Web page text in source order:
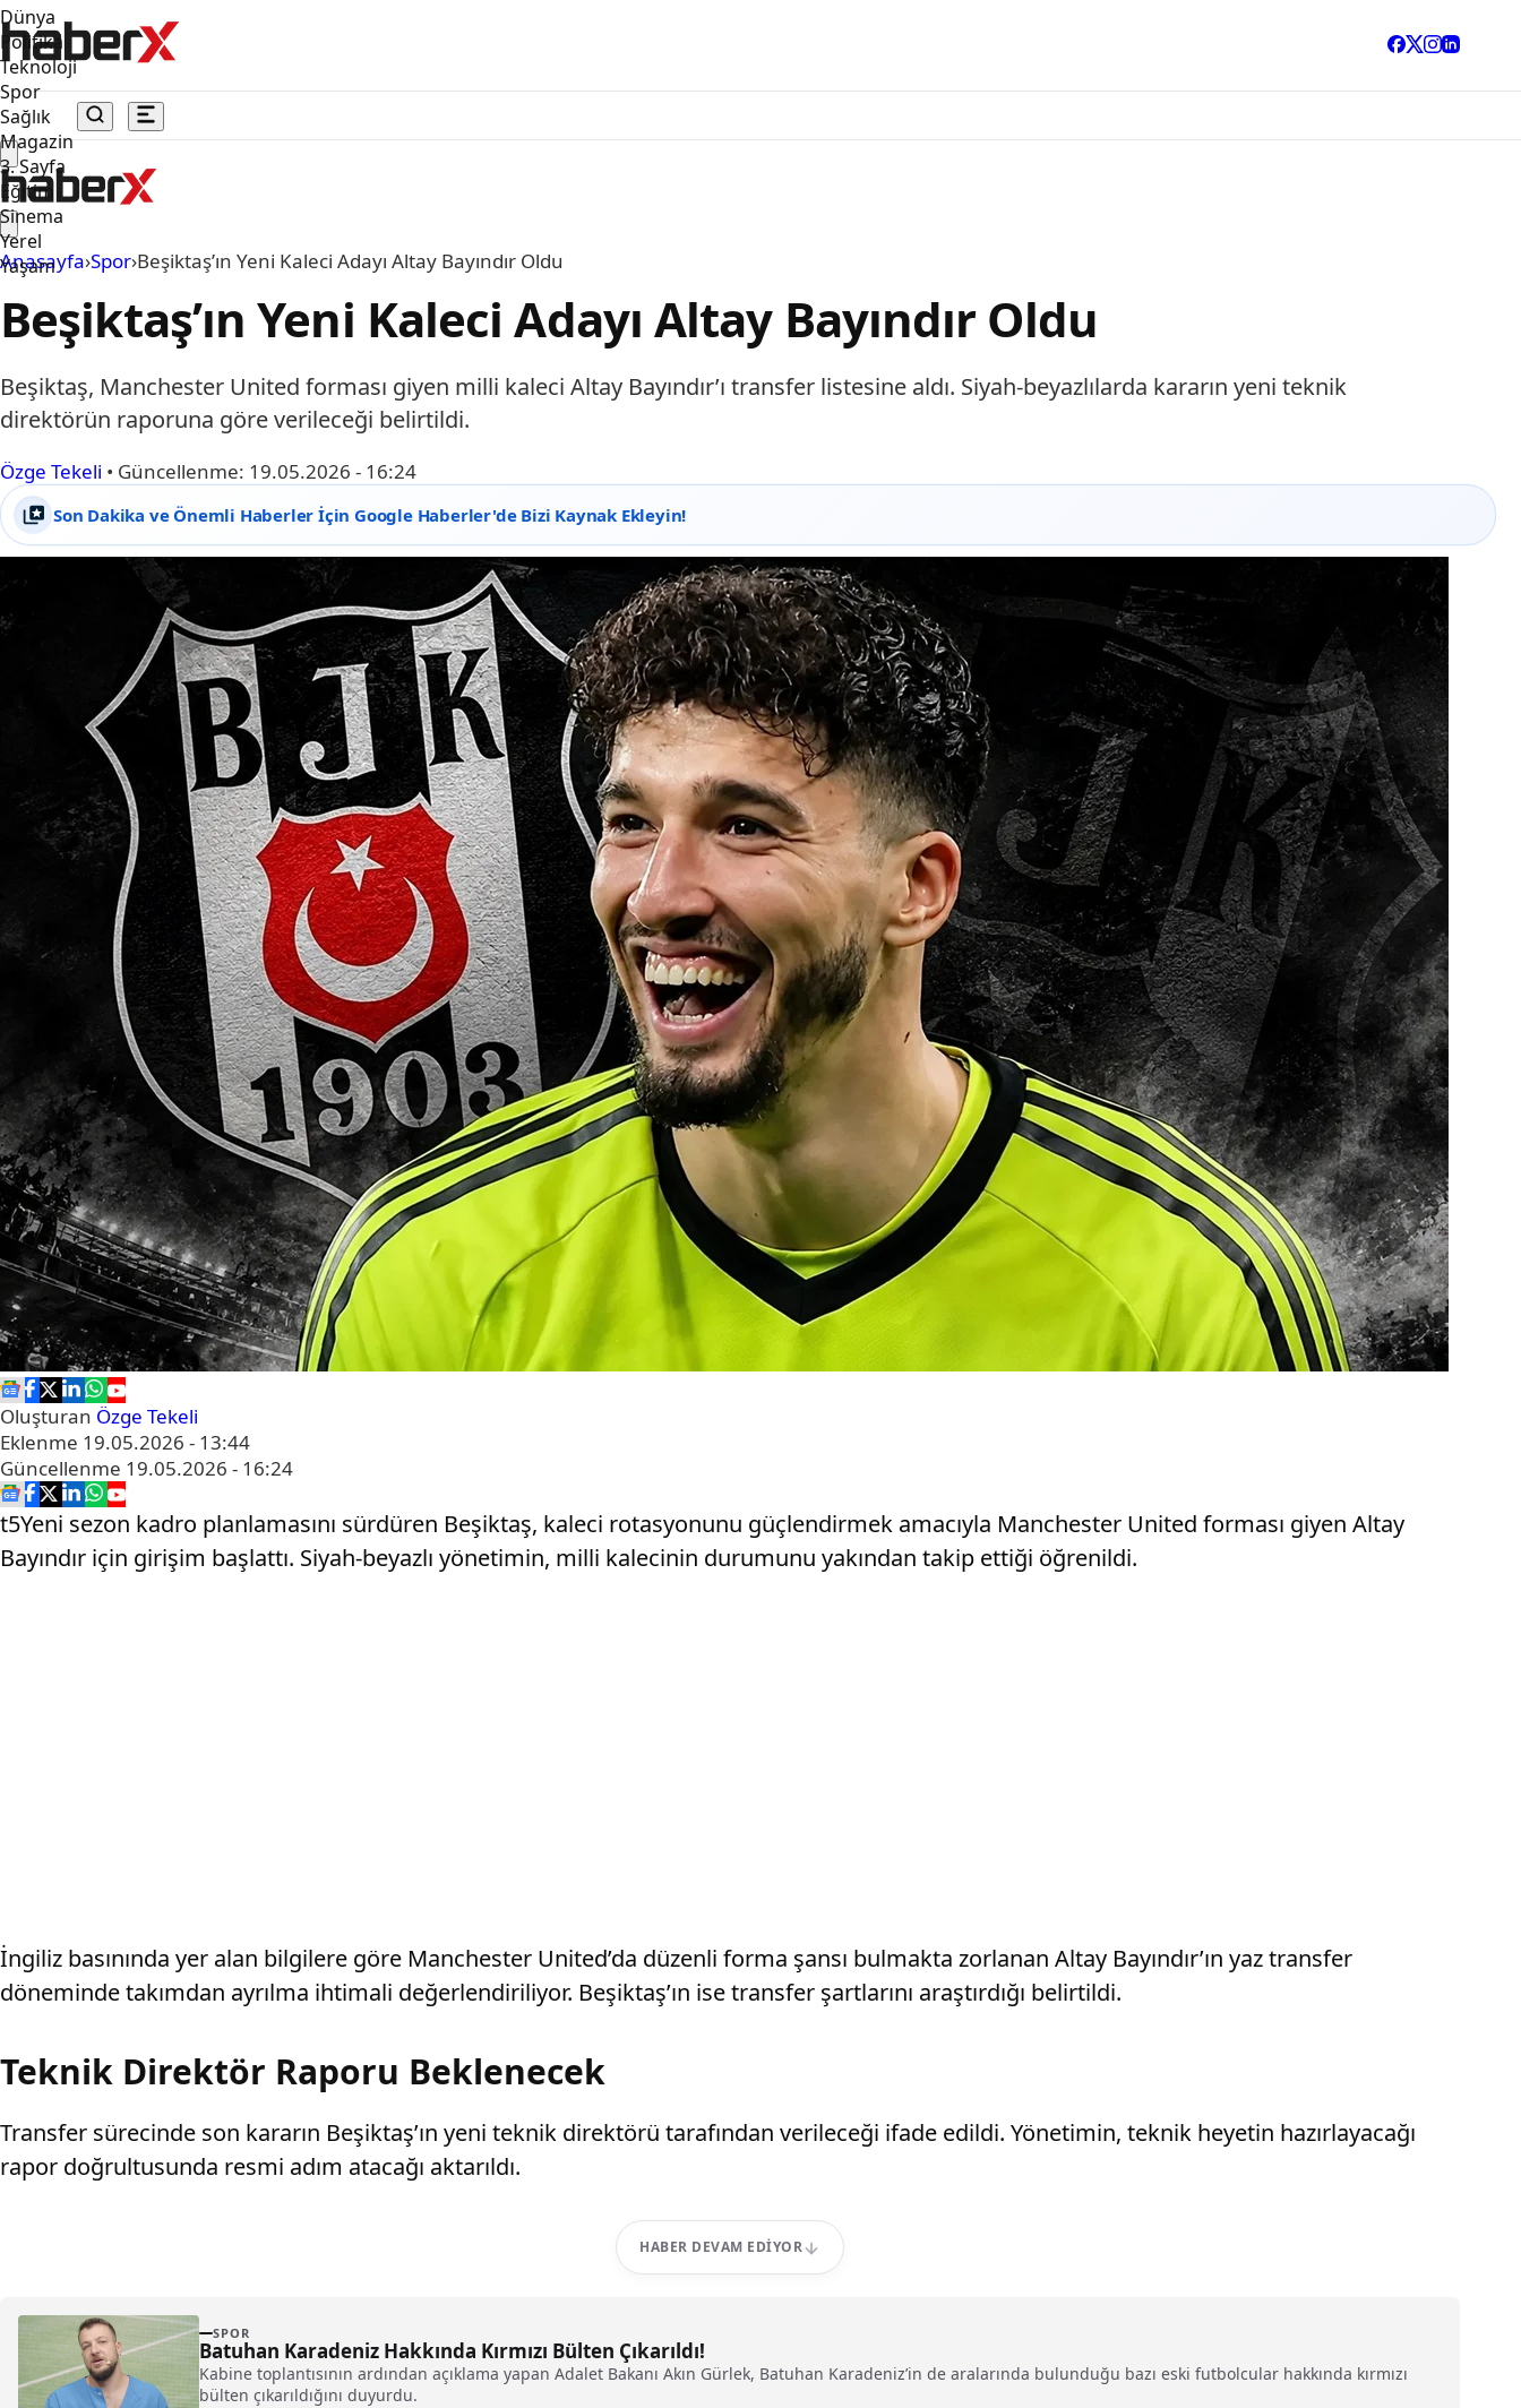
Dünya
Politika
Teknoloji
Spor
Sağlık
Magazin
3. Sayfa
Eğitim
Sinema
Yerel
Yaşam
Anasayfa›Spor›Beşiktaş’ın Yeni Kaleci Adayı Altay Bayındır Oldu
Beşiktaş’ın Yeni Kaleci Adayı Altay Bayındır Oldu
Beşiktaş, Manchester United forması giyen milli kaleci Altay Bayındır’ı transfer listesine aldı. Siyah-beyazlılarda kararın yeni teknik
direktörün raporuna göre verileceği belirtildi.
Özge Tekeli • Güncellenme: 19.05.2026 - 16:24
Son Dakika ve Önemli Haberler İçin Google Haberler'de Bizi Kaynak Ekleyin!
Oluşturan Özge Tekeli
Eklenme 19.05.2026 - 13:44
Güncellenme 19.05.2026 - 16:24
t5Yeni sezon kadro planlamasını sürdüren Beşiktaş, kaleci rotasyonunu güçlendirmek amacıyla Manchester United forması giyen Altay
Bayındır için girişim başlattı. Siyah-beyazlı yönetimin, milli kalecinin durumunu yakından takip ettiği öğrenildi.
İngiliz basınında yer alan bilgilere göre Manchester United’da düzenli forma şansı bulmakta zorlanan Altay Bayındır’ın yaz transfer
döneminde takımdan ayrılma ihtimali değerlendiriliyor. Beşiktaş’ın ise transfer şartlarını araştırdığı belirtildi.
Teknik Direktör Raporu Beklenecek
Transfer sürecinde son kararın Beşiktaş’ın yeni teknik direktörü tarafından verileceği ifade edildi. Yönetimin, teknik heyetin hazırlayacağı
rapor doğrultusunda resmi adım atacağı aktarıldı.
HABER DEVAM EDIYOR
SPOR
Batuhan Karadeniz Hakkında Kırmızı Bülten Çıkarıldı!
Kabine toplantısının ardından açıklama yapan Adalet Bakanı Akın Gürlek, Batuhan Karadeniz’in de aralarında bulunduğu bazı eski futbolcular hakkında kırmızı
bülten çıkarıldığını duyurdu.